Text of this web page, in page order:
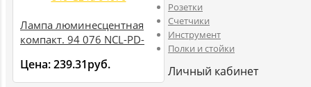
Лампа люминесцентная
компакт. 94 076 NCL-PD-
Цена:239.31руб.
Розетки
Счетчики
Инструмент
Полки и стойки
Личный кабинет